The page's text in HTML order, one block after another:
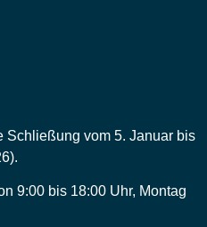
Schließung vom 5. Januar bis
9:00 bis 18:00 Uhr, Montag